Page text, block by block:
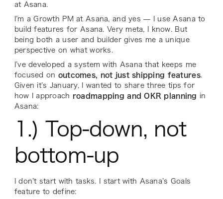
at Asana.
I’m a Growth PM at Asana, and yes — I use Asana to
build features for Asana. Very meta, I know. But
being both a user and builder gives me a unique
perspective on what works.
I’ve developed a system with Asana that keeps me
focused on outcomes, not just shipping features.
Given it’s January, I wanted to share three tips for
how I approach roadmapping and OKR planning in
Asana:
1.) Top-down, not
bottom-up
I don’t start with tasks. I start with Asana’s Goals
feature to define: